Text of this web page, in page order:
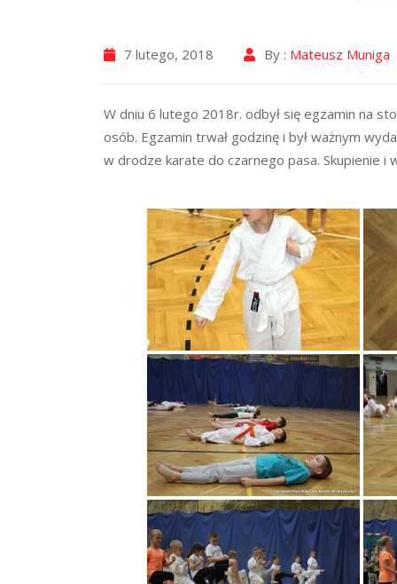
7 lutego, 2018 By : Mateusz Muniga
W dniu 6 lutego 2018r. odbył się egzamin na
osób. Egzamin trwał godzinę i był ważnym
w drodze karate do czarnego pasa. Skupienie i